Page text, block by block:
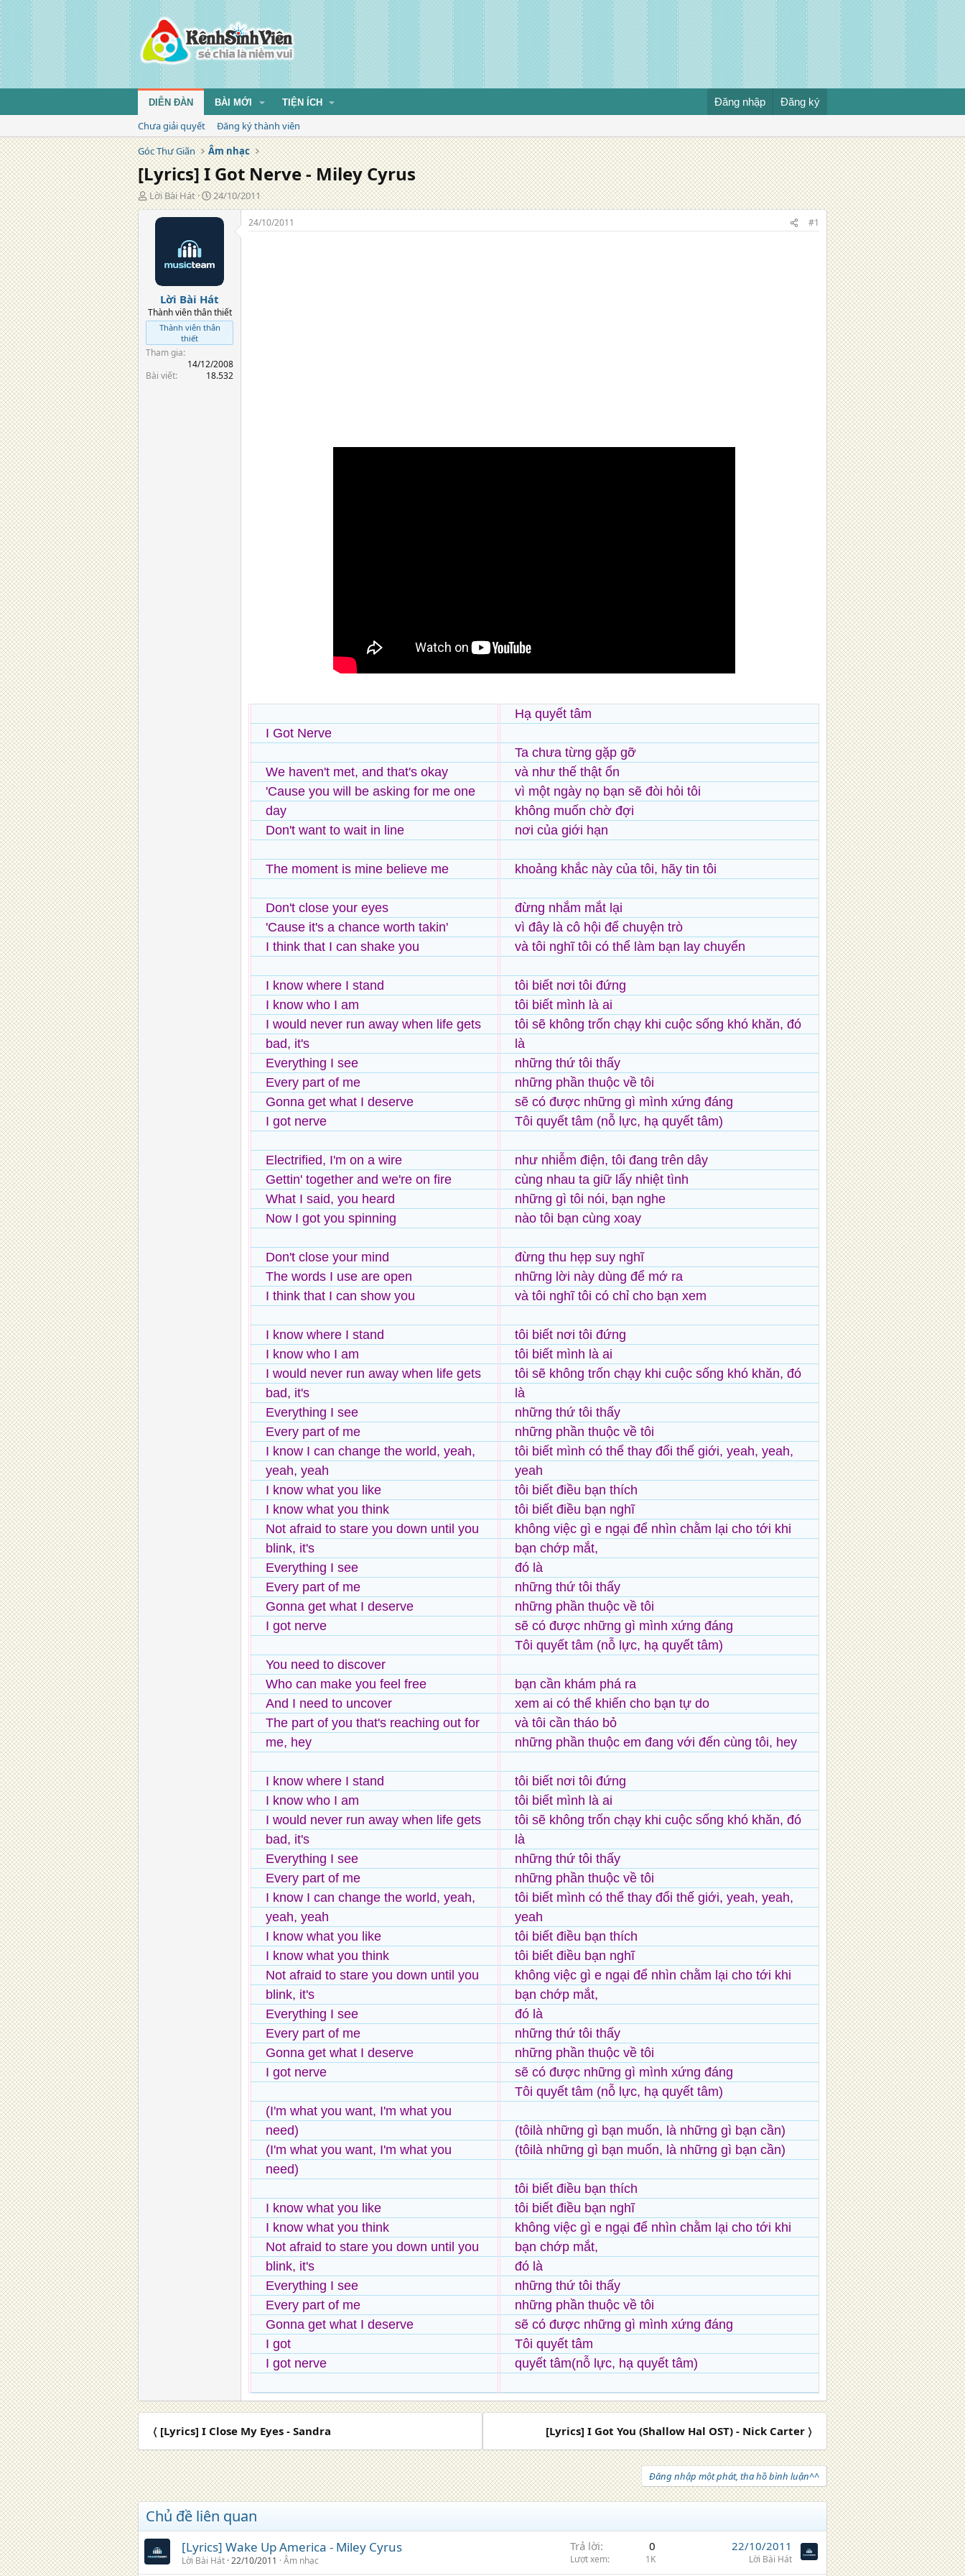
DIỄN ĐÀN BÀI MỚI TIỆN ÍCH Đăng nhập Đăng ký
Chưa giải quyết
Đăng ký thành viên
Góc Thư Giãn
Âm nhạc
[Lyrics] I Got Nerve - Miley Cyrus
T
á
Lời Bài Hát
N
g
à
n
g
24/10/2011
Lời Bài Hát
Thành viên thân thiết
Thành viên thân
thiết
Tham gia
14/12/2008
Bài viết
18.532
24/10/2011 #1
I Got Nerve
We haven't met, and that's okay
'Cause you will be asking for me one
day
Don't want to wait in line
The moment is mine believe me
Don't close your eyes
'Cause it's a chance worth takin'
I think that I can shake you
I know where I stand
I know who I am
I would never run away when life gets
bad, it's
Everything I see
Every part of me
Gonna get what I deserve
I got nerve
Electrified, I'm on a wire
Gettin' together and we're on fire
What I said, you heard
Now I got you spinning
Don't close your mind
The words I use are open
I think that I can show you
I know where I stand
I know who I am
I would never run away when life gets
bad, it's
Everything I see
Every part of me
I know I can change the world, yeah,
yeah, yeah
I know what you like
I know what you think
Not afraid to stare you down until you
blink, it's
Everything I see
Every part of me
Gonna get what I deserve
I got nerve
You need to discover
Who can make you feel free
And I need to uncover
The part of you that's reaching out for
me, hey
I know where I stand
I know who I am
I would never run away when life gets
bad, it's
Everything I see
Every part of me
I know I can change the world, yeah,
yeah, yeah
I know what you like
I know what you think
Not afraid to stare you down until you
blink, it's
Everything I see
Every part of me
Gonna get what I deserve
I got nerve
(I'm what you want, I'm what you
need)
(I'm what you want, I'm what you
need)
I know what you like
I know what you think
Not afraid to stare you down until you
blink, it's
Everything I see
Every part of me
Gonna get what I deserve
I got
I got nerve
Hạ quyết tâm
Ta chưa từng gặp gỡ
và như thế thật ổn
vì một ngày nọ bạn sẽ đòi hỏi tôi
không muốn chờ đợi
nơi của giới hạn
khoảng khắc này của tôi, hãy tin tôi
đừng nhắm mắt lại
vì đây là cô hội để chuyện trò
và tôi nghĩ tôi có thể làm bạn lay chuyển
tôi biết nơi tôi đứng
tôi biết mình là ai
tôi sẽ không trốn chạy khi cuộc sống khó khăn, đó
là
những thứ tôi thấy
những phần thuộc về tôi
sẽ có được những gì mình xứng đáng
Tôi quyết tâm (nỗ lực, hạ quyết tâm)
như nhiễm điện, tôi đang trên dây
cùng nhau ta giữ lấy nhiệt tình
những gì tôi nói, bạn nghe
nào tôi bạn cùng xoay
đừng thu hẹp suy nghĩ
những lời này dùng để mớ ra
và tôi nghĩ tôi có chỉ cho bạn xem
tôi biết nơi tôi đứng
tôi biết mình là ai
tôi sẽ không trốn chạy khi cuộc sống khó khăn, đó
là
những thứ tôi thấy
những phần thuộc về tôi
tôi biết mình có thể thay đổi thế giới, yeah, yeah,
yeah
tôi biết điều bạn thích
tôi biết điều bạn nghĩ
không việc gì e ngại để nhìn chằm lại cho tới khi
bạn chớp mắt,
đó là
những thứ tôi thấy
những phần thuộc về tôi
sẽ có được những gì mình xứng đáng
Tôi quyết tâm (nỗ lực, hạ quyết tâm)
bạn cần khám phá ra
xem ai có thể khiến cho bạn tự do
và tôi cần tháo bỏ
những phần thuộc em đang với đến cùng tôi, hey
tôi biết nơi tôi đứng
tôi biết mình là ai
tôi sẽ không trốn chạy khi cuộc sống khó khăn, đó
là
những thứ tôi thấy
những phần thuộc về tôi
tôi biết mình có thể thay đổi thế giới, yeah, yeah,
yeah
tôi biết điều bạn thích
tôi biết điều bạn nghĩ
không việc gì e ngại để nhìn chằm lại cho tới khi
bạn chớp mắt,
đó là
những thứ tôi thấy
những phần thuộc về tôi
sẽ có được những gì mình xứng đáng
Tôi quyết tâm (nỗ lực, hạ quyết tâm)
(tôilà những gì bạn muốn, là những gì bạn cần)
(tôilà những gì bạn muốn, là những gì bạn cần)
tôi biết điều bạn thích
tôi biết điều bạn nghĩ
không việc gì e ngại để nhìn chằm lại cho tới khi
bạn chớp mắt,
đó là
những thứ tôi thấy
những phần thuộc về tôi
sẽ có được những gì mình xứng đáng
Tôi quyết tâm
quyết tâm(nỗ lực, hạ quyết tâm)
〈 [Lyrics] I Close My Eyes - Sandra [Lyrics] I Got You (Shallow Hal OST) - Nick Carter 〉
Đăng nhập một phát, tha hồ bình luận^^
Chủ đề liên quan
[Lyrics] Wake Up America - Miley Cyrus
Lời Bài Hát 22/10/2011 Âm nhạc
Trả lời 0
Lượt xem 1K
22/10/2011
Lời Bài Hát